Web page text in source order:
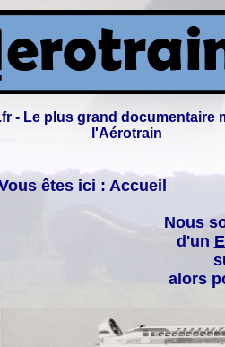
- Le plus grand documentaire
l'Aérotrain
êtes ici : Accueil
Nous
d'un
alors